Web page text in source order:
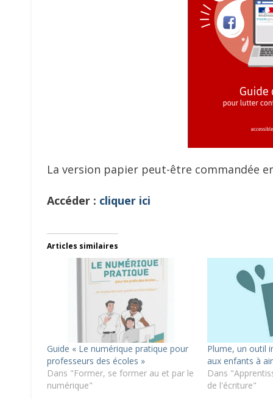
La version papier peut-être commandée
Accéder : cliquer ici
Articles similaires
Guide « Le numérique pratique pour
professeurs des écoles »
Dans "Former, se former au et par le
numérique"
Plume, un outil
aux enfants à
Dans
de l'écriture"